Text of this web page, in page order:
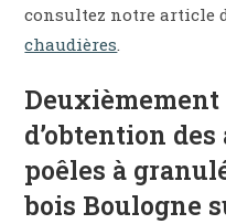
consultez notre article
chaudières.
d’obtention
poêles à
bois Boulogne